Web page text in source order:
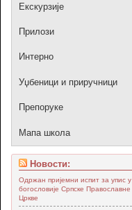
Екскурзије
Прилози
Интерно
Уџбеници и приручници
Препоруке
Мапа школа
Новости:
Одржан пријемни испит за упис у
богословије Српске Православне
Цркве